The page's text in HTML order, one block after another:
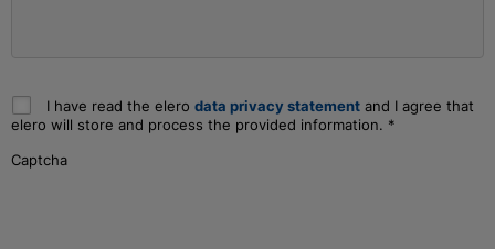
I have read the elero data privacy statement and I agree that
elero will store and process the provided information. *
Captcha